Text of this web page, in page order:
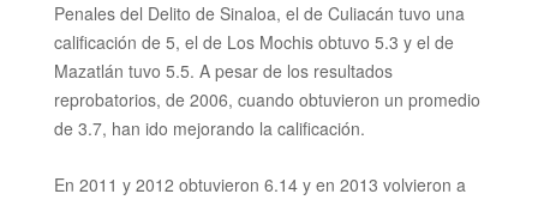
Penales del Delito de Sinaloa, el de Culiacán tuvo una
calificación de 5, el de Los Mochis obtuvo 5.3 y el de
Mazatlán tuvo 5.5. A pesar de los resultados
reprobatorios, de 2006, cuando obtuvieron un promedio
de 3.7, han ido mejorando la calificación.
En 2011 y 2012 obtuvieron 6.14 y en 2013 volvieron a